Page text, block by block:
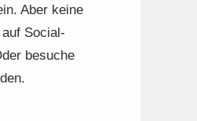
Aber keine
Social-
besuche